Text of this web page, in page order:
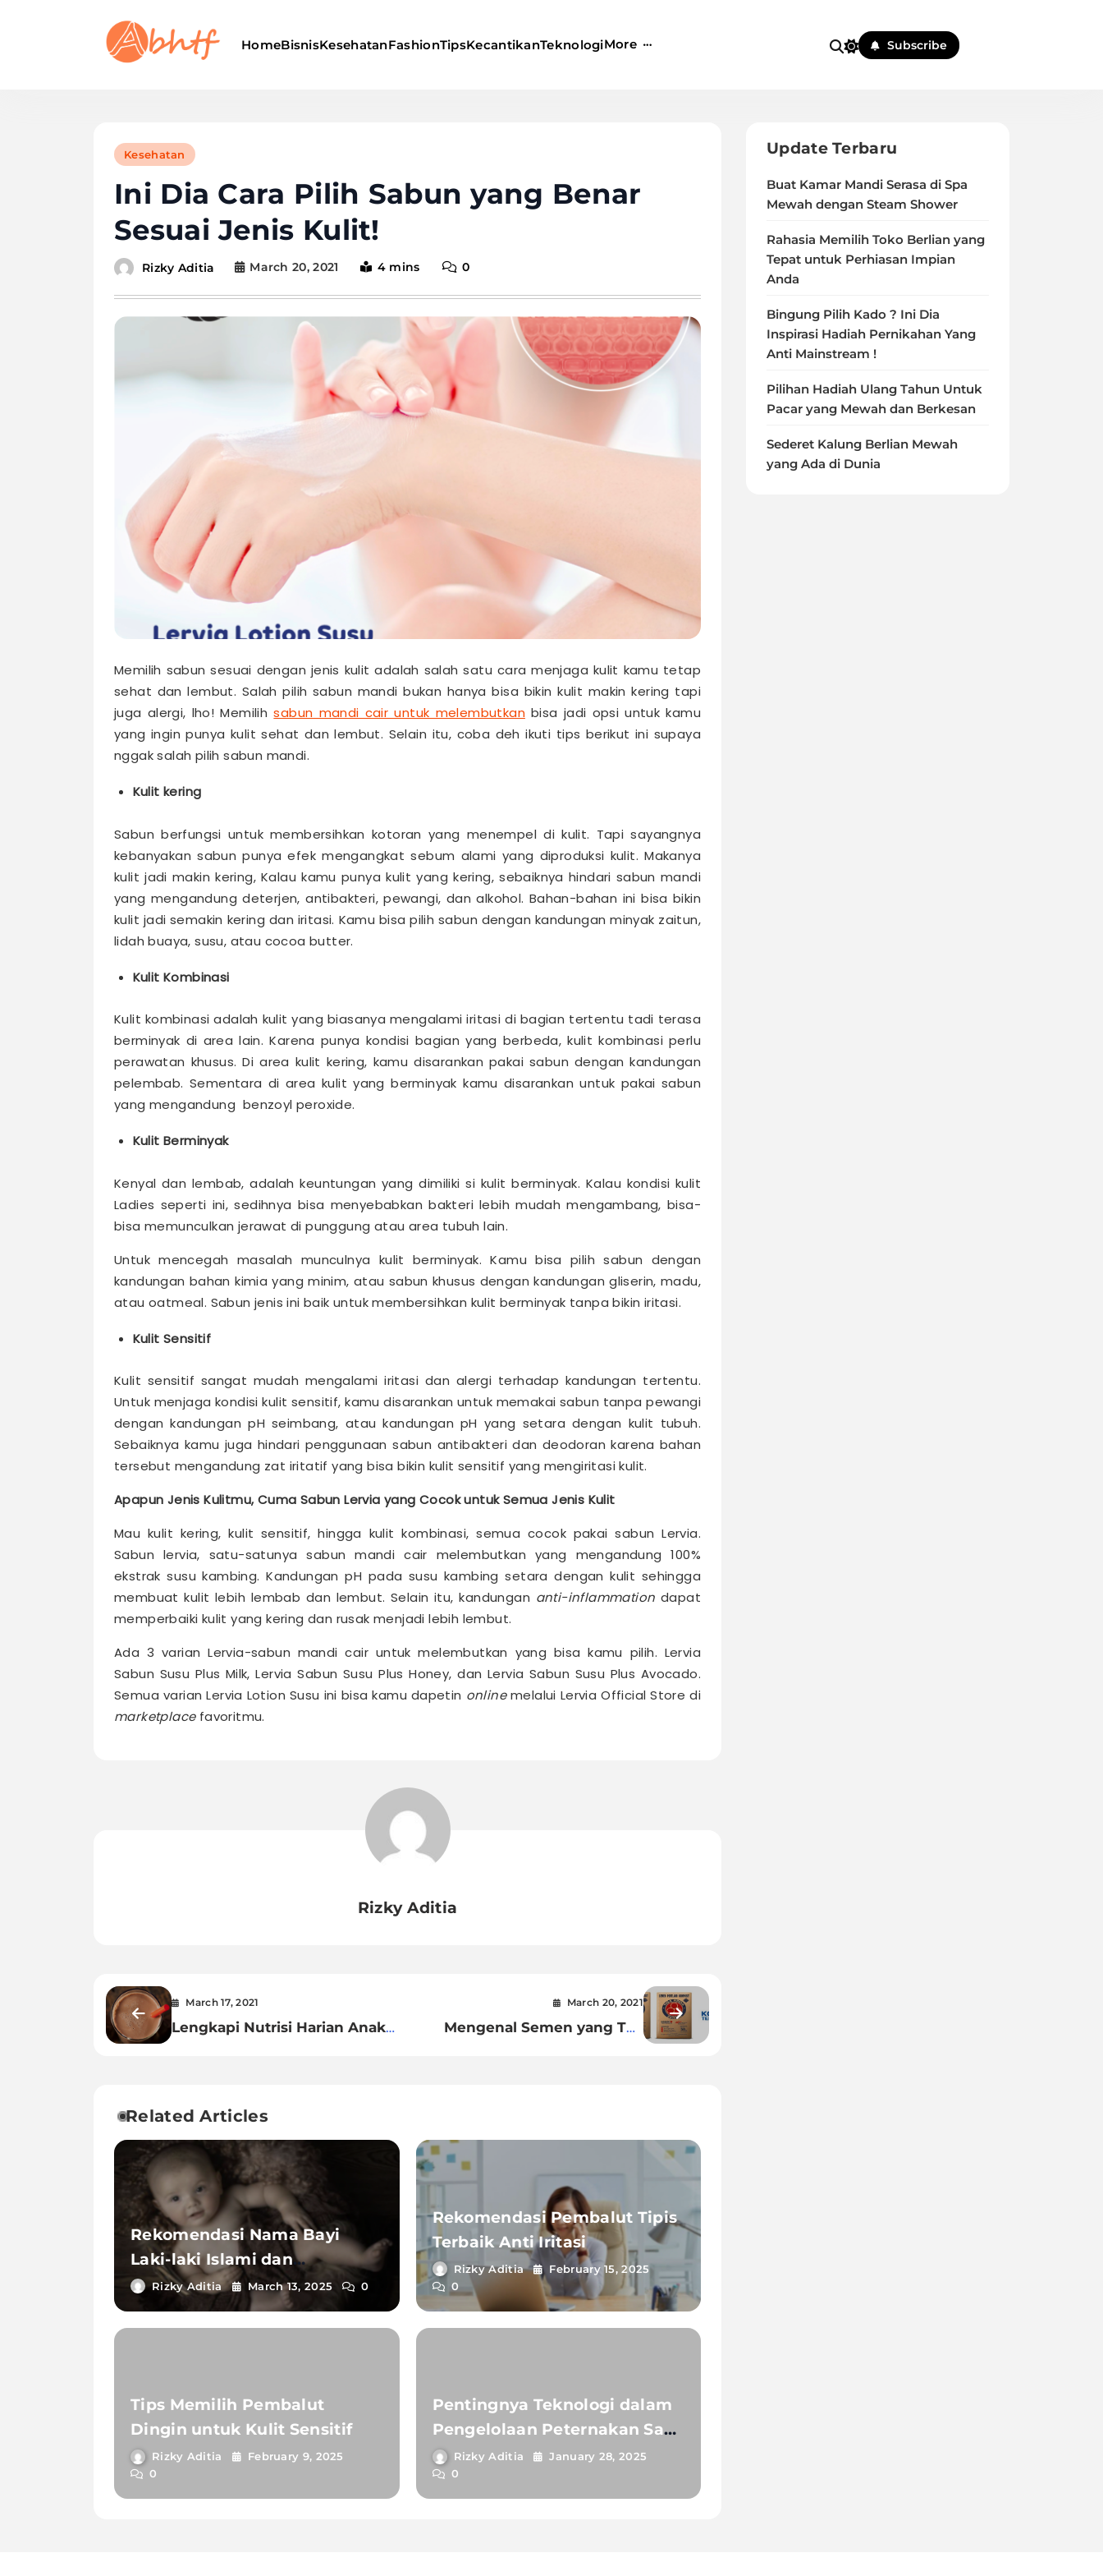
HomeBisnisKesehatanFashionTipsKecantikanTeknologiMore Subscribe
Kesehatan
Ini Dia Cara Pilih Sabun yang Benar
Sesuai Jenis Kulit!
Rizky Aditia March 20, 2021 4 mins 0
Memilih sabun sesuai dengan jenis kulit adalah salah satu cara menjaga kulit kamu tetap
sehat dan lembut. Salah pilih sabun mandi bukan hanya bisa bikin kulit makin kering tapi
juga alergi, lho! Memilihsabun mandi cair untuk melembutkanbisa jadi opsi untuk kamu
yang ingin punya kulit sehat dan lembut. Selain itu, coba deh ikuti tips berikut ini supaya
nggak salah pilih sabun mandi.
Kulit kering
Sabun berfungsi untuk membersihkan kotoran yang menempel di kulit. Tapi sayangnya
kebanyakan sabun punya efek mengangkat sebum alami yang diproduksi kulit. Makanya
kulit jadi makin kering,Kalau kamu punya kulit yang kering, sebaiknya hindari sabun mandi
yang mengandung deterjen, antibakteri, pewangi, dan alkohol. Bahan-bahan ini bisa bikin
kulit jadi semakin kering dan iritasi. Kamu bisa pilih sabun dengan kandungan minyak zaitun,
lidah buaya, susu, atau cocoa butter.
Kulit Kombinasi
Kulit kombinasi adalah kulit yang biasanya mengalami iritasi di bagian tertentu tadi terasa
berminyak di area lain. Karena punya kondisi bagian yang berbeda, kulit kombinasi perlu
perawatan khusus.Di area kulit kering, kamu disarankan pakai sabun dengan kandungan
pelembab. Sementara di area kulit yang berminyak kamu disarankan untuk pakai sabun
yang mengandung benzoyl peroxide.
Kulit Berminyak
Kenyal dan lembab, adalah keuntungan yang dimiliki si kulit berminyak. Kalau kondisi kulit
Ladies seperti ini, sedihnya bisa menyebabkan bakteri lebih mudah mengambang, bisa-
bisa memunculkan jerawat di punggung atau area tubuh lain.
Untuk mencegah masalah munculnya kulit berminyak. Kamu bisa pilih sabun dengan
kandungan bahan kimia yang minim, atau sabun khusus dengan kandungan gliserin, madu,
atau oatmeal. Sabun jenis ini baik untuk membersihkan kulit berminyak tanpa bikin iritasi.
Kulit Sensitif
Kulit sensitif sangat mudah mengalami iritasi dan alergi terhadap kandungan tertentu.
Untuk menjaga kondisi kulit sensitif, kamu disarankan untuk memakai sabun tanpa pewangi
dengan kandungan pH seimbang, atau kandungan pH yang setara dengan kulit tubuh.
Sebaiknya kamu juga hindari penggunaan sabun antibakteri dan deodoran karena bahan
tersebut mengandung zat iritatif yang bisa bikin kulit sensitif yang mengiritasi kulit.
Apapun Jenis Kulitmu, Cuma Sabun Lervia yang Cocok untuk Semua Jenis Kulit
Mau kulit kering, kulit sensitif, hingga kulit kombinasi, semua cocok pakai sabun Lervia.
Sabun lervia, satu-satunya sabun mandi cair melembutkan yang mengandung 100%
ekstrak susu kambing. Kandungan pH pada susu kambing setara dengan kulit sehingga
membuat kulit lebih lembab dan lembut. Selain itu, kandungan anti-inflammation dapat
memperbaiki kulit yang kering dan rusak menjadi lebih lembut.
Ada 3 varian Lervia-sabun mandi cair untuk melembutkan yang bisa kamu pilih. Lervia
Sabun Susu Plus Milk, Lervia Sabun Susu Plus Honey, dan Lervia Sabun Susu Plus Avocado.
Semua varian Lervia Lotion Susu ini bisa kamu dapetin onlinemelalui Lervia Official Store di
marketplacefavoritmu.
Rizky Aditia
March 17, 2021
Lengkapi Nutrisi Harian Anak
March 20, 2021
Mengenal Semen yang Tak
Related Articles
Rekomendasi Nama Bayi
Laki-laki Islami dan
Maknanya
Rizky Aditia March 13, 2025 0
Rekomendasi Pembalut Tipis
Terbaik Anti Iritasi
Rizky Aditia
February 15, 2025
0
Tips Memilih Pembalut
Dingin untuk Kulit Sensitif
Rizky Aditia
February 9, 2025
0
Pentingnya Teknologi dalam
Pengelolaan Peternakan Sapi
yang Modern
Rizky Aditia
January 28, 2025
0
Update Terbaru
Buat Kamar Mandi Serasa di Spa
Mewah dengan Steam Shower
Rahasia Memilih Toko Berlian yang
Tepat untuk Perhiasan Impian
Anda
Bingung Pilih Kado ? Ini Dia
Inspirasi Hadiah Pernikahan Yang
Anti Mainstream !
Pilihan Hadiah Ulang Tahun Untuk
Pacar yang Mewah dan Berkesan
Sederet Kalung Berlian Mewah
yang Ada di Dunia